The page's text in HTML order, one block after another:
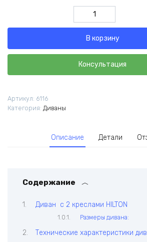
Количество
товара
HILTONВ корзину
Консультация
Артикул: 6116
Категория: Диваны
Описание Детали
Содержание
Диван с 2 креслами HILTON
Размеры дивана:
Технические характеристики